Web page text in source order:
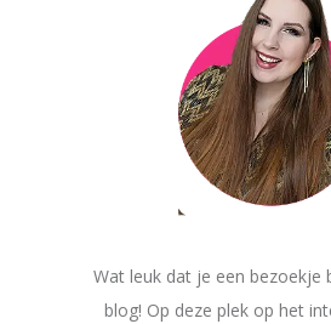
Wat leuk dat je een bezoekje
blog! Op deze plek op het